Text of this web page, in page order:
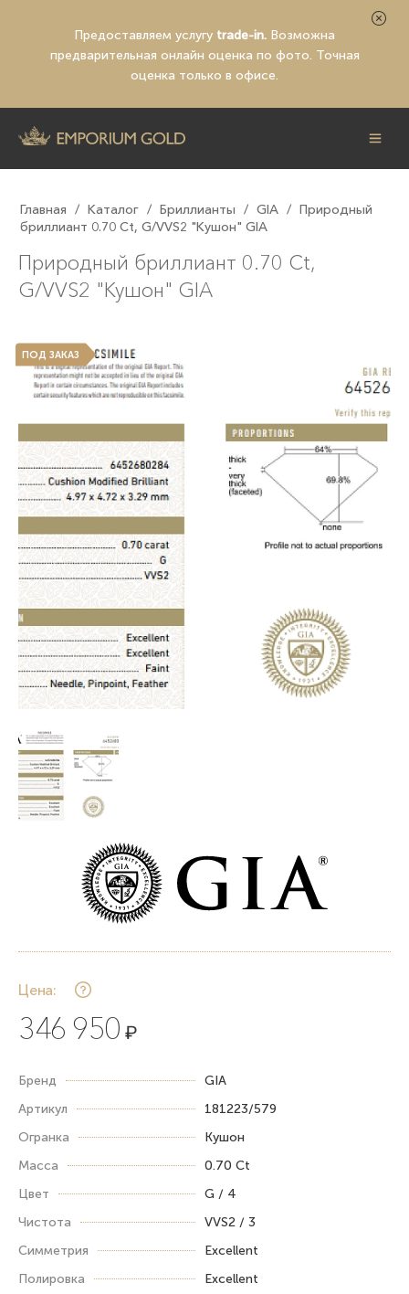
Предоставляем услугу trade-in. Возможна
предварительная онлайн оценка по фото. Точная
оценка только в офисе.
Главная / Каталог / Бриллианты / GIA / Природный
бриллиант 0.70 Ct, G/VVS2 "Кушон" GIA
Природный бриллиант 0.70 Ct,
G/VVS2 "Кушон" GIA
ПОД ЗАКАЗ
Цена:
346 950 ₽
Бренд
GIA
Артикул
181223/579
Огранка
Кушон
Масса
0.70 Ct
Цвет
G / 4
Чистота
VVS2 / 3
Симметрия
Excellent
Полировка
Excellent